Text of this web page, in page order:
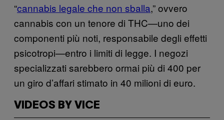
“cannabis legale che non sballa,” ovvero
cannabis con un tenore di THC—uno dei
componenti più noti, responsabile degli effetti
psicotropi—entro i limiti di legge. I negozi
specializzati sarebbero ormai più di 400 per
un giro d’affari stimato in 40 milioni di euro.
VIDEOS BY VICE